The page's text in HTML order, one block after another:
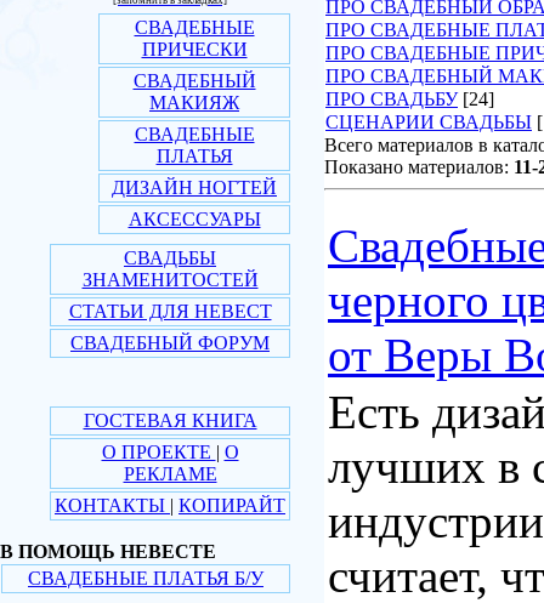
СВАДЕБНЫЕ
ПРИЧЕСКИ
СВАДЕБНЫЙ
МАКИЯЖ
СВАДЕБНЫЕ
ПЛАТЬЯ
ДИЗАЙН НОГТЕЙ
АКСЕССУАРЫ
СВАДЬБЫ
ЗНАМЕНИТОСТЕЙ
СТАТЬИ ДЛЯ НЕВЕСТ
СВАДЕБНЫЙ ФОРУМ
ГОСТЕВАЯ КНИГА
О ПРОЕКТЕ | О
РЕКЛАМЕ
КОНТАКТЫ | КОПИРАЙТ
В ПОМОЩЬ НЕВЕСТЕ
СВАДЕБНЫЕ ПЛАТЬЯ Б/У
ПРО СВАДЕБНЫЙ
ПРО СВАДЕБНЫЕ
ПРО СВАДЕБНЫЕ
ПРО СВАДЕБНЫЙ
ПРО СВАДЬБУ [24]
СЦЕНАРИИ СВАДЬБЫ
Всего материалов в
Показано материалов: 11-
черного
от Веры
Есть
лучших в
считает,